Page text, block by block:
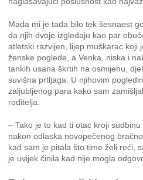
Mada mi je tada bilo tek šesnaest
da njih dvoje izgledaju kao par
atletski razvijen, lijep muškarac koji
ženske poglede, a Venka, niska i
tankih usana škrtih na osmijehu,
suvišna prtljaga. U njihovim
zaljubljenog para kako sam
roditelja.
– Tako je to kad ti otac kroji
nakon odlaska novopečenog
kad sam je pitala što time želi reći,
je uvijek činila kad nije mogla